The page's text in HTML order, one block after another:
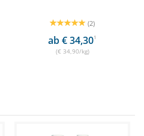
(2)
ab € 34,301
(€ 34,90/kg)